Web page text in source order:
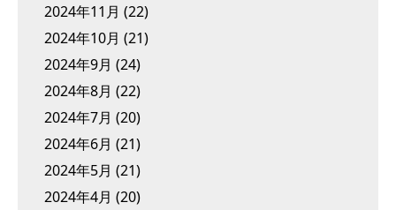
2024年11月 (22)
2024年10月 (21)
2024年9月 (24)
2024年8月 (22)
2024年7月 (20)
2024年6月 (21)
2024年5月 (21)
2024年4月 (20)